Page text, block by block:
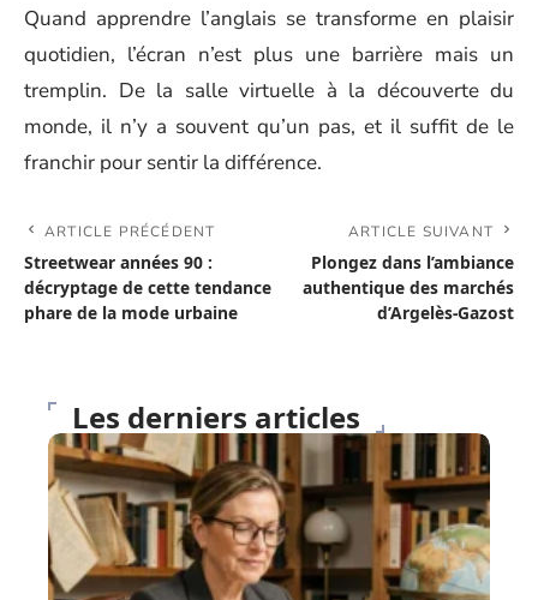
Quand apprendre l’anglais se transforme en plaisir
quotidien, l’écran n’est plus une barrière mais un
tremplin. De la salle virtuelle à la découverte du
monde, il n’y a souvent qu’un pas, et il suffit de le
franchir pour sentir la différence.
ARTICLE PRÉCÉDENT
Streetwear années 90 :
décryptage de cette tendance
phare de la mode urbaine
ARTICLE SUIVANT
Plongez dans l’ambiance
authentique des marchés
d’Argelès-Gazost
Les derniers articles